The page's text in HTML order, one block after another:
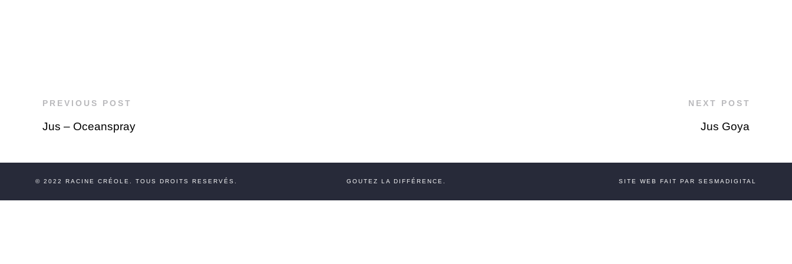
PREVIOUS POST
Jus – Oceanspray
NEXT POST
Jus Goya
© 2022 RACINE CRÉOLE . TOUS DROITS RESERVÉS. GOUTEZ LA DIFFÉRENCE. SITE WEB FAIT PAR SESMADIGITAL